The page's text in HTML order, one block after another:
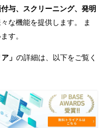
与、スクリーニング、発明
な機能を提供します。 ま
す。
」 の詳細は、以下をご覧く